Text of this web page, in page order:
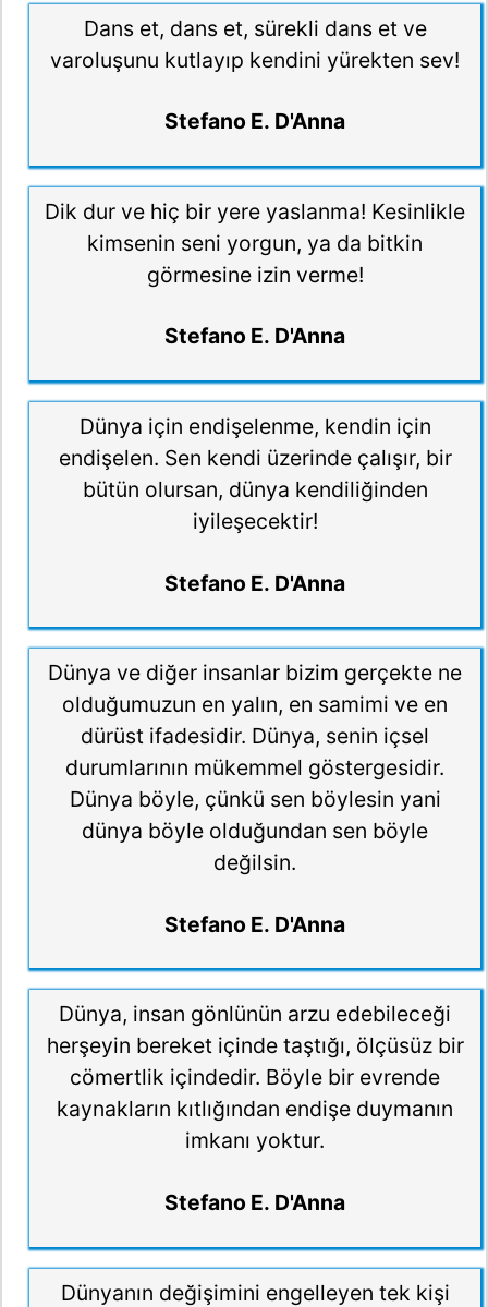
Dans et, dans et, sürekli dans et ve
varoluşunu kutlayıp kendini yürekten sev!
Stefano E. D'Anna
Dik dur ve hiç bir yere yaslanma! Kesinlikle
kimsenin seni yorgun, ya da bitkin
görmesine izin verme!
Stefano E. D'Anna
Dünya için endişelenme, kendin için
endişelen. Sen kendi üzerinde çalışır, bir
bütün olursan, dünya kendiliğinden
iyileşecektir!
Stefano E. D'Anna
Dünya ve diğer insanlar bizim gerçekte ne
olduğumuzun en yalın, en samimi ve en
dürüst ifadesidir. Dünya, senin içsel
durumlarının mükemmel göstergesidir.
Dünya böyle, çünkü sen böylesin yani
dünya böyle olduğundan sen böyle
değilsin.
Stefano E. D'Anna
Dünya, insan gönlünün arzu edebileceği
herşeyin bereket içinde taştığı, ölçüsüz bir
cömertlik içindedir. Böyle bir evrende
kaynakların kıtlığından endişe duymanın
imkanı yoktur.
Stefano E. D'Anna
Dünyanın değişimini engelleyen tek kişi